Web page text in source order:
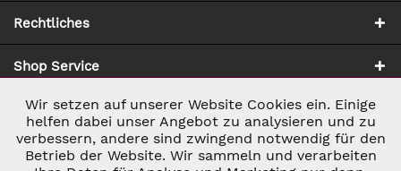
Rechtliches
Shop Service
Zahlung & Versand
Notwendig Aktiv
Marketing Inaktiv
Wir setzen auf unserer Website Cookies ein. Einige
helfen dabei unser Angebot zu analysieren und zu
verbessern, andere sind zwingend notwendig für den
Betrieb der Website. Wir sammeln und verarbeiten